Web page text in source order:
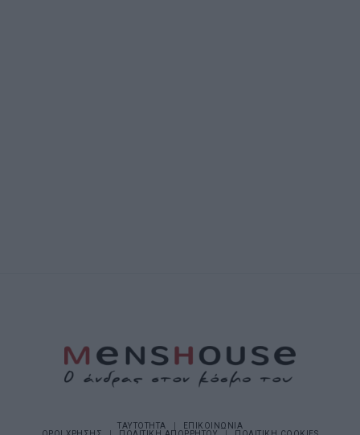
ΤΑΥΤΟΤΗΤΑ
ΕΠΙΚΟΙΝΩΝΙΑ